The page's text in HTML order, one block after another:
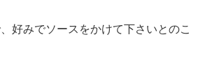
好みでソースをかけて下さいとのこ